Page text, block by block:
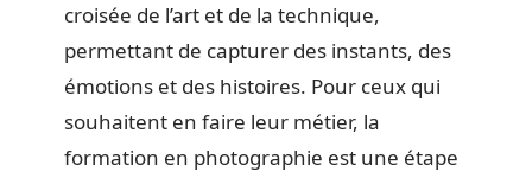
croisée de l’art et de la technique,
permettant de capturer des instants, des
émotions et des histoires. Pour ceux qui
souhaitent en faire leur métier, la
formation en photographie est une étape